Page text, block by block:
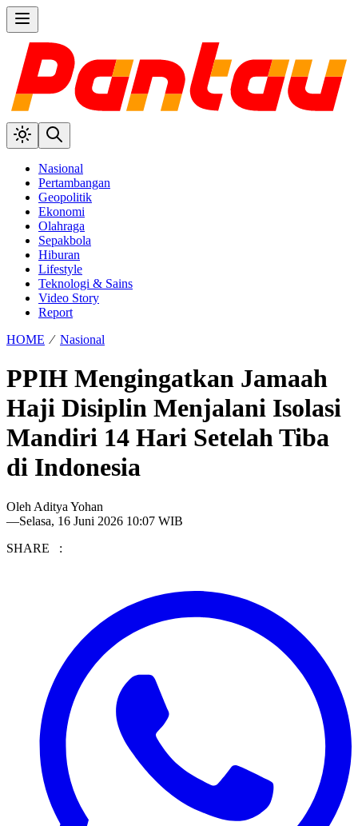
Nasional
Pertambangan
Geopolitik
Ekonomi
Olahraga
Sepakbola
Hiburan
Lifestyle
Teknologi & Sains
Video Story
Report
HOME ⁄ Nasional
PPIH Mengingatkan Jamaah
Haji Disiplin Menjalani Isolasi
Mandiri 14 Hari Setelah Tiba
di Indonesia
Oleh Aditya Yohan
—Selasa, 16 Juni 2026 10:07 WIB
SHARE :